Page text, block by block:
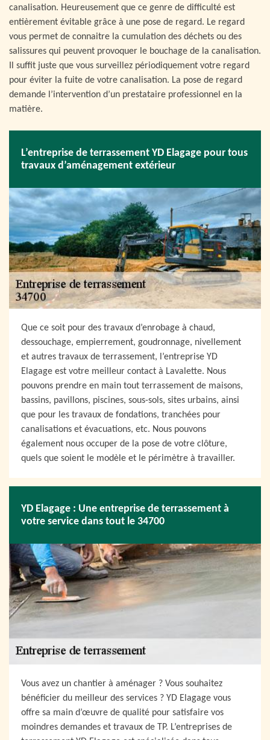
canalisation. Heureusement que ce genre de difficulté est
entièrement évitable grâce à une pose de regard. Le regard
vous permet de connaitre la cumulation des déchets ou des
salissures qui peuvent provoquer le bouchage de la canalisation.
Il suffit juste que vous surveillez périodiquement votre regard
pour éviter la fuite de votre canalisation. La pose de regard
demande l’intervention d’un prestataire professionnel en la
matière.
L’entreprise de terrassement YD Elagage pour tous
travaux d’aménagement extérieur
Que ce soit pour des travaux d’enrobage à chaud,
dessouchage, empierrement, goudronnage, nivellement
et autres travaux de terrassement, l’entreprise YD
Elagage est votre meilleur contact à Lavalette. Nous
pouvons prendre en main tout terrassement de maisons,
bassins, pavillons, piscines, sous-sols, sites urbains, ainsi
que pour les travaux de fondations, tranchées pour
canalisations et évacuations, etc. Nous pouvons
également nous occuper de la pose de votre clôture,
quels que soient le modèle et le périmètre à travailler.
YD Elagage : Une entreprise de terrassement à
votre service dans tout le 34700
Vous avez un chantier à aménager ? Vous souhaitez
bénéficier du meilleur des services ? YD Elagage vous
offre sa main d’œuvre de qualité pour satisfaire vos
moindres demandes et travaux de TP. L’entreprises de